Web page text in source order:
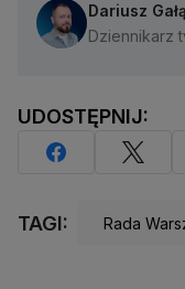
Dariusz
Dziennikarz
UDOSTĘPNIJ:
TAGI: Rada